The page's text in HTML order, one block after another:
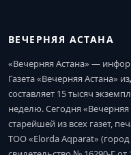
ВЕЧЕРНЯЯ АСТАНА
«Вечерняя Астана» —
Газета «Вечерняя Астана»
составляет 15 тысяч
неделю. Сегодня
старейшей из всех газет,
ТОО «Elorda Aqparat»